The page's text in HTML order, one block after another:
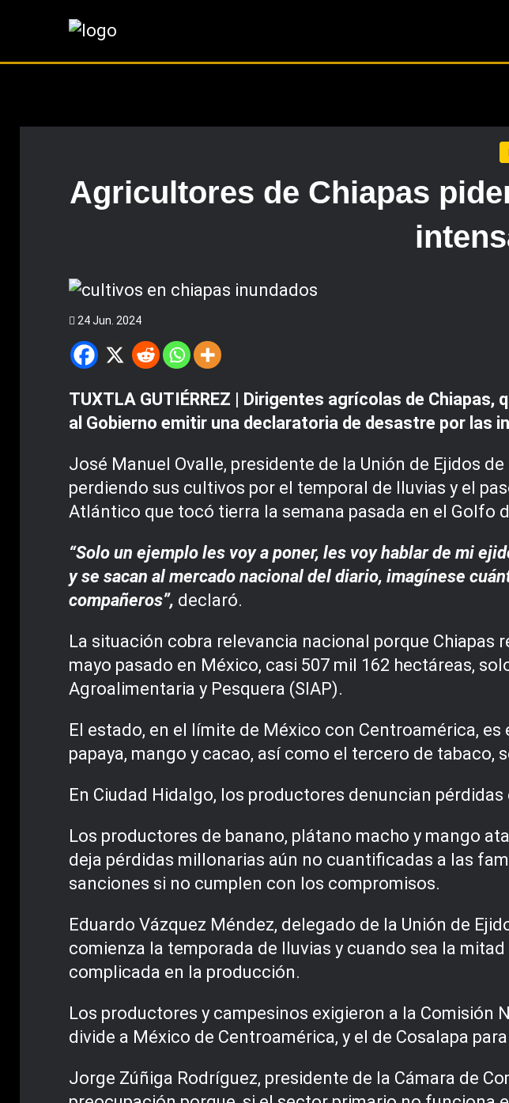
Agricultores de Chiapas
24 Jun. 2024
TUXTLA GUTIÉRREZ | Dirigentes agrícolas de
al Gobierno emitir una declaratoria de desastre por las
José Manuel Ovalle, presidente de la Unión de Ejidos
perdiendo sus cultivos por el temporal de lluvias y el
Atlántico que tocó tierra la semana pasada en el Golfo
“Solo un ejemplo les voy a poner, les voy hablar de mi
y se sacan al mercado nacional del diario, imagínese
compañeros”, declaró.
La situación cobra relevancia nacional porque
mayo pasado en México, casi 507 mil 162 hectáreas,
Agroalimentaria y Pesquera (SIAP).
El estado, en el límite de México con Centroamérica,
papaya, mango y cacao, así como el tercero de tabaco,
En Ciudad Hidalgo, los productores denuncian
Los productores de banano, plátano macho y mango
deja pérdidas millonarias aún no cuantificadas a las
sanciones si no cumplen con los compromisos.
Eduardo Vázquez Méndez, delegado de la Unión de
comienza la temporada de lluvias y cuando sea la
complicada en la producción.
Los productores y campesinos exigieron a la Comisión
divide a México de Centroamérica, y el de Cosalapa
Jorge Zúñiga Rodríguez, presidente de la Cámara de